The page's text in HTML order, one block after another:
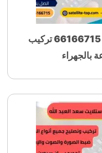
فني ستلايت شرق تيماء 66166715 تركيب